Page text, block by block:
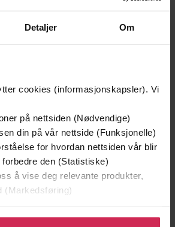
Detaljer Om
cookies (informasjonskapsler). Vi
på nettsiden (Nødvendige)
din på vår nettside (Funksjonelle)
for hvordan nettsiden vår blir
den (Statistiske)
å vise deg relevante produkter,
(Markedsføring)
for å gi oss ditt samtykke til å
Premium
Jørn Lier Horst